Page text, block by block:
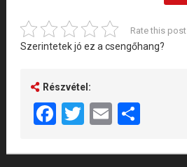
Rate this post
Szerintetek jó ez a csengőhang?
Részvétel:
Facebook
Twitter
EmailShare